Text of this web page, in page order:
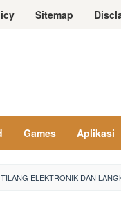
Sitemap
Games Aplikasi
ELEKTRONIK DAN